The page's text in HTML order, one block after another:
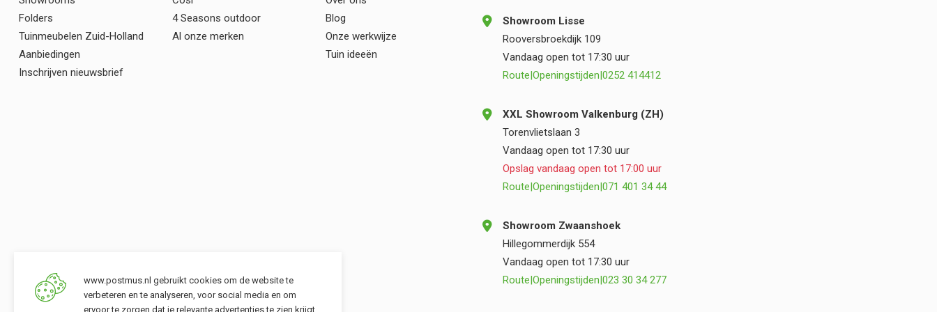
Folders
Tuinmeubelen Zuid-Holland
Aanbiedingen
Inschrijven nieuwsbrief
4 Seasons outdoor
Al onze merken
Blog
Onze werkwijze
Tuin ideeën
Showroom Lisse
Rooversbroekdijk 109
Vandaag open tot 17:30 uur
Route|Openingstijden|0252 414412
XXL Showroom Valkenburg (ZH)
Torenvlietslaan 3
Vandaag open tot 17:30 uur
Opslag vandaag open tot 17:00 uur
Route|Openingstijden|071 401 34 44
Showroom Zwaanshoek
Hillegommerdijk 554
Vandaag open tot 17:30 uur
Route|Openingstijden|023 30 34 277
www.postmus.nl gebruikt cookies om de website te
verbeteren en te analyseren, voor social media en om
ervoor te zorgen dat je relevante advertenties te zien krijgt.